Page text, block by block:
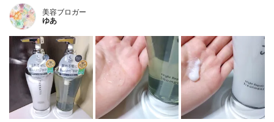
美容ブロガー
ゆあ